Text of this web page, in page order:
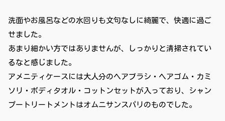
洗面やお風呂などの水回りも文句なしに綺麗で、快適に過ご
せました。
あまり細かい方ではありませんが、しっかりと清掃されてい
るなと感じました。
アメニティケースには大人分のヘアブラシ・ヘアゴム・カミ
ソリ・ボディタオル・コットンセットが入っており、シャン
プートリートメントはオムニサンスパリのものでした。